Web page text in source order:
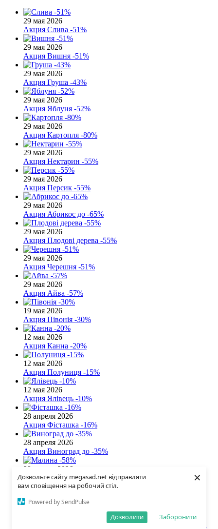
Дозвольте сайту megasad.net відправляти
вам сповіщення на робочий стіл.
Powered by SendPulse
Заборонити
Дозволити
×
29 мая 2026
Акция Слива -51%
29 мая 2026
Акция Вишня -51%
29 мая 2026
Акция Груша -43%
29 мая 2026
Акция Яблуня -52%
29 мая 2026
Акция Картопля -80%
29 мая 2026
Акция Нектарин -55%
29 мая 2026
Акция Персик -55%
29 мая 2026
Акция Абрикос до -65%
29 мая 2026
Акция Плодові дерева -55%
29 мая 2026
Акция Черешня -51%
29 мая 2026
Акция Айва -57%
19 мая 2026
Акция Півонія -30%
12 мая 2026
Акция Канна -20%
12 мая 2026
Акция Полуниця -15%
12 мая 2026
Акция Ялівець -10%
28 апреля 2026
Акция Фісташка -16%
28 апреля 2026
Акция Виноград до -35%
28 апреля 2026
Акция Малина -58%
Акция Лаура -28%